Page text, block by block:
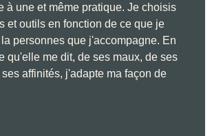
à une et même pratique. Je choisis
et outils en fonction de ce que je
personnes que j'accompagne. En
qu'elle me dit, de ses maux, de ses
affinités, j'adapte ma façon de